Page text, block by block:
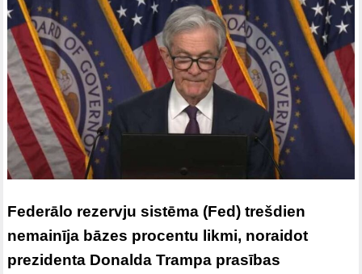
Federālo rezervju sistēma (Fed) trešdien
nemainīja bāzes procentu likmi, noraidot
prezidenta Donalda Trampa prasības